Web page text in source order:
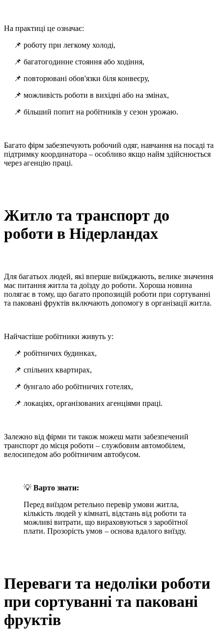
На практиці це означає:
📌 роботу при легкому холоді,
📌 багатогодинне стояння або ходіння,
📌 повторювані обов'язки біля конвеєру,
📌 можливість роботи в вихідні або на змінах,
📌 більший попит на робітників у сезон урожаю.
Багато фірм забезпечують робочий одяг, навчання на посаді та
підтримку координатора – особливо якщо найм здійснюється
через агенцію праці.
Житло та транспорт до
роботи в Нідерландах
Для багатьох людей, які вперше виїжджають, велике значення
має питання житла та доїзду до роботи. Хороша новина
полягає в тому, що багато пропозицій роботи при сортуванні
та паковані фруктів включають допомогу в організації житла.
Найчастіше робітники живуть у:
📌 робітничих будинках,
📌 спільних квартирах,
📌 бунгало або робітничих готелях,
📌 локаціях, організованих агенціями праці.
Залежно від фірми ти також можеш мати забезпечений
транспорт до місця роботи – службовим автомобілем,
велосипедом або робітничим автобусом.
💡 Варто знати:
Перед виїздом ретельно перевір умови житла,
кількість людей у кімнаті, відстань від роботи та
можливі витрати, що вираховуються з заробітної
плати. Прозорість умов – основа вдалого виїзду.
Переваги та недоліки роботи
при сортуванні та паковані
фруктів